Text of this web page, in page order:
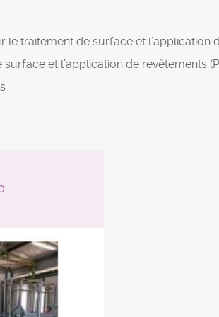
le traitement de surface et l’application
et l’application de revêtements